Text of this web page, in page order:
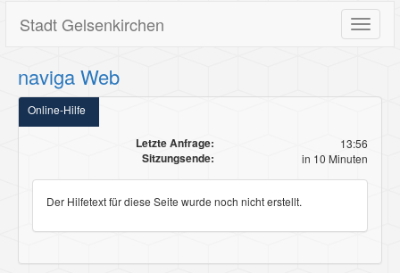
Toggle
Stadt Gelsenkirchen
naviga Web
Online-Hilfe
Letzte Anfrage: 13:56
Sitzungsende: in 10 Minuten
Der Hilfetext für diese Seite wurde noch nicht erstellt.